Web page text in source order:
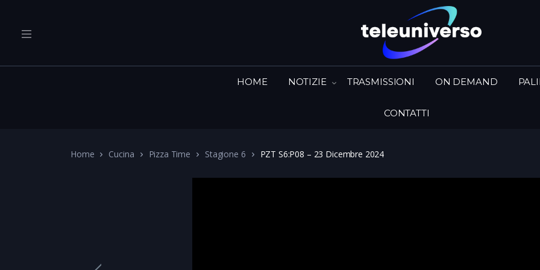
HOME NOTIZIE TRASMISSIONI ON DEMAND
CONTATTI
Home Cucina Pizza Time Stagione 6 PZT S6:P08 – 23 Dicembre 2024